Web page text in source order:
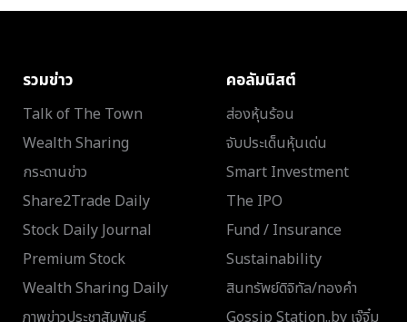
รวมข่าว
Talk of The Town
Wealth Sharing
กระดานข่าว
Share2Trade Daily
Stock Daily Journal
Premium Stock
Wealth Sharing Daily
ภาพข่าวประชาสัมพันธ์
คอลัมนิสต์
ส่องหุ้นร้อน
จับประเด็นหุ้นเด่น
Smart Investment
The IPO
Fund / Insurance
Sustainability
สินทรัพย์ดิจิทัล/ทองคำ
Gossip Station..by เจ๊จิ๋ม